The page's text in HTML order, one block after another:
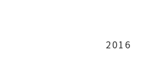
2016